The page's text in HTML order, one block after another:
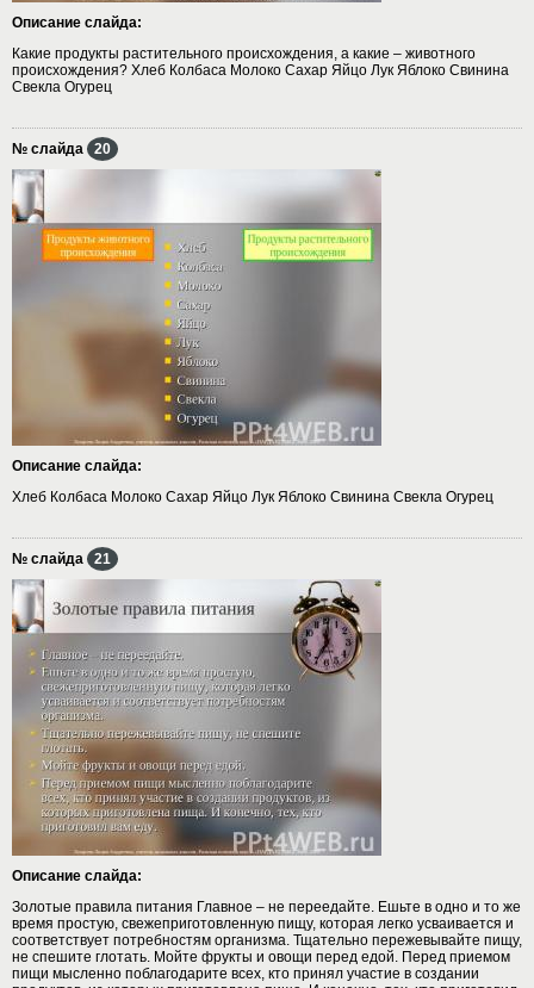
Описание слайда:
Какие продукты растительного происхождения, а какие – животного
происхождения? Хлеб Колбаса Молоко Сахар Яйцо Лук Яблоко Свинина
Свекла Огурец
№ слайда 20
Описание слайда:
Хлеб Колбаса Молоко Сахар Яйцо Лук Яблоко Свинина Свекла Огурец
№ слайда 21
Описание слайда:
Золотые правила питания Главное – не переедайте. Ешьте в одно и то же
время простую, свежеприготовленную пищу, которая легко усваивается и
соответствует потребностям организма. Тщательно пережевывайте пищу,
не спешите глотать. Мойте фрукты и овощи перед едой. Перед приемом
пищи мысленно поблагодарите всех, кто принял участие в создании